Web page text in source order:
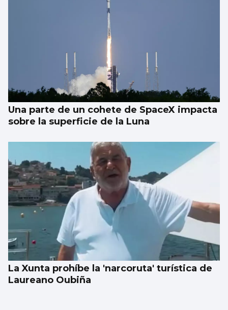
Una parte de un cohete de SpaceX impacta
sobre la superficie de la Luna
La Xunta prohíbe la 'narcoruta' turística de
Laureano Oubiña